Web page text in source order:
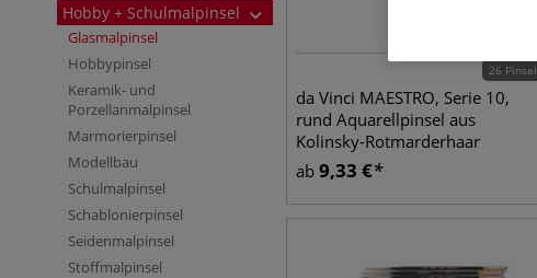
Hobby + Schulmalpinsel
Glasmalpinsel
Hobbypinsel
Keramik- und
Porzellanmalpinsel
Marmorierpinsel
Modellbau
Schulmalpinsel
Schablonierpinsel
Seidenmalpinsel
Stoffmalpinsel
26 Pinsel
da Vinci MAESTRO, Serie 10,
rund Aquarellpinsel aus
Kolinsky-Rotmarderhaar
ab 9,33 €